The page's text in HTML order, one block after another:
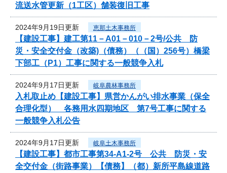
流送水管更新（1工区）舗装復旧工事
2024年9月19日更新 恵那土木事務所
【建設工事】建工第11－A01－010－2号/公共 防
災・安全交付金（改築)（債務）（（国）256号）橋梁
下部工（P1）工事に関する一般競争入札
2024年9月17日更新 岐阜農林事務所
入札取止め【建設工事】県営かんがい排水事業（保全
合理化型） 各務用水四期地区 第7号工事に関する
一般競争入札公告
2024年9月17日更新 岐阜土木事務所
【建設工事】都市工事第34-A1-2号 公共 防災・安
全交付金（街路事業）【債務】（都）新所平島線道路